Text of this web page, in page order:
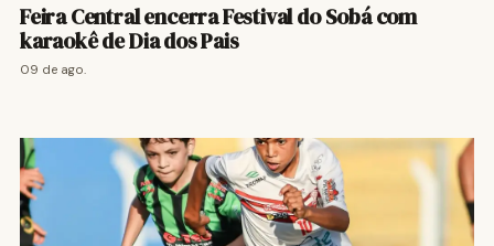
Feira Central encerra Festival do Sobá com
karaokê de Dia dos Pais
09 de ago.